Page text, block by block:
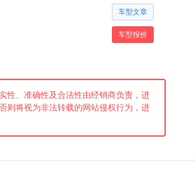
车型文章
车型报价
性、准确性及合法性由经销商负责，进
则将视为非法转载的网站侵权行为，进